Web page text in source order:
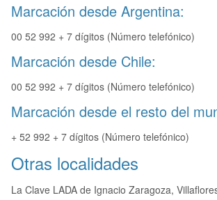
Marcación desde Argentina:
00 52 992 + 7 dígitos (Número telefónico)
Marcación desde Chile:
00 52 992 + 7 dígitos (Número telefónico)
Marcación desde el resto del
+ 52 992 + 7 dígitos (Número telefónico)
Otras localidades
La Clave LADA de Ignacio Zaragoza,